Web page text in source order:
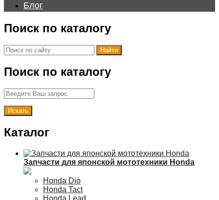
Блог
Поиск по каталогу
Поиск по каталогу
Каталог
Запчасти для японской мототехники Honda
Honda Dio
Honda Tact
Honda Lead